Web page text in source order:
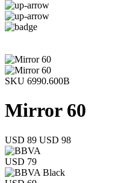
SKU 6990.600B
Mirror 60
USD 89 USD 98
USD 79